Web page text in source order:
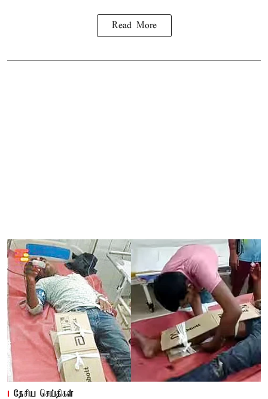
Read More
தேசிய செய்திகள்